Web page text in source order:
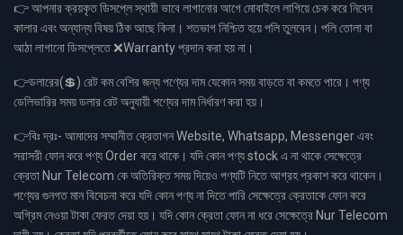
👉 আপনার ক্রয়কৃত ডিসপ্লে স্থায়ী ভাবে লাগানোর আগে মোবাইলে লাগিয়ে চেক করে নিবেন
কালার এবং অন্যান্য বিষয় ঠিক আছে কিনা। শতভাগ নিশ্চিত হয়ে পলি তুলবেন। পলি তোলা বা
আঠা লাগানো ডিসপ্লেতে ❌Warranty প্রদান করা হয় না।
👉ডলারের(💲) রেট কম বেশির জন্য পণ্যের দাম যেকোন সময় বাড়তে বা কমতে পারে। পণ্য
ডেলিভারির সময় ডলার রেট অনুযায়ী পণ্যের দাম নির্ধারণ করা হয়।
👉বিঃ দ্রঃ- আমাদের সম্মানীত ক্রেতাগন Website, Whatsapp, Messenger এবং
সরাসরী ফোন করে পণ্য Order করে থাকে। যদি কোন পণ্য stock এ না থাকে সেক্ষেত্রে
ক্রেতা Nur Telecom কে অতিরিক্ত সময় দিয়েও পণ্যটি নিতে আগ্রহ প্রকাশ করে থাকেন।
পণ্যের গুনগত মান বিবেচনা করে যদি কোন পণ্য না দিতে পারি সেক্ষেত্রে ক্রেতাকে ফোন করে
অগ্রিম নেওয়া টাকা ফেরত দেয়া হয়। যদি কোন ক্রেতা ফোন না ধরে সেক্ষেত্রে Nur Telecom